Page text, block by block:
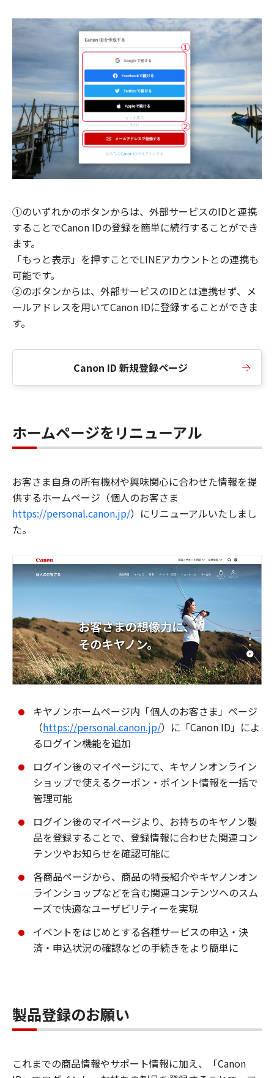
①のいずれかのボタンからは、外部サービスのIDと連携
することでCanon IDの登録を簡単に続行することができ
ます。
「もっと表示」を押すことでLINEアカウントとの連携も
可能です。
②のボタンからは、外部サービスのIDとは連携せず、メ
ールアドレスを用いてCanon IDに登録することができま
す。
Canon ID 新規登録ページ
ホームページをリニューアル
お客さま自身の所有機材や興味関心に合わせた情報を提
供するホームページ（個人のお客さま
https://personal.canon.jp/）にリニューアルいたしまし
た。
キヤノンホームページ内「個人のお客さま」ページ
（https://personal.canon.jp/）に「Canon ID」によ
るログイン機能を追加
ログイン後のマイページにて、キヤノンオンライン
ショップで使えるクーポン・ポイント情報を一括で
管理可能
ログイン後のマイページより、お持ちのキヤノン製
品を登録することで、登録情報に合わせた関連コン
テンツやお知らせを確認可能に
各商品ページから、商品の特長紹介やキヤノンオン
ラインショップなどを含む関連コンテンツへのスム
ーズで快適なユーザビリティーを実現
イベントをはじめとする各種サービスの申込・決
済・申込状況の確認などの手続きをより簡単に
製品登録のお願い
これまでの商品情報やサポート情報に加え、「Canon